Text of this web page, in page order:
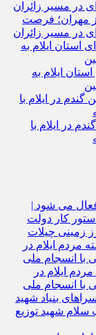
مهران؛ فرصت‌
در مسیر زائران
ایلام به‌
۲۴۵ هزار تن گندم در ایلام با
فعال می‌ شود |
کار دولت
زمینی چیلات
ایلام در
با انسجام ملی